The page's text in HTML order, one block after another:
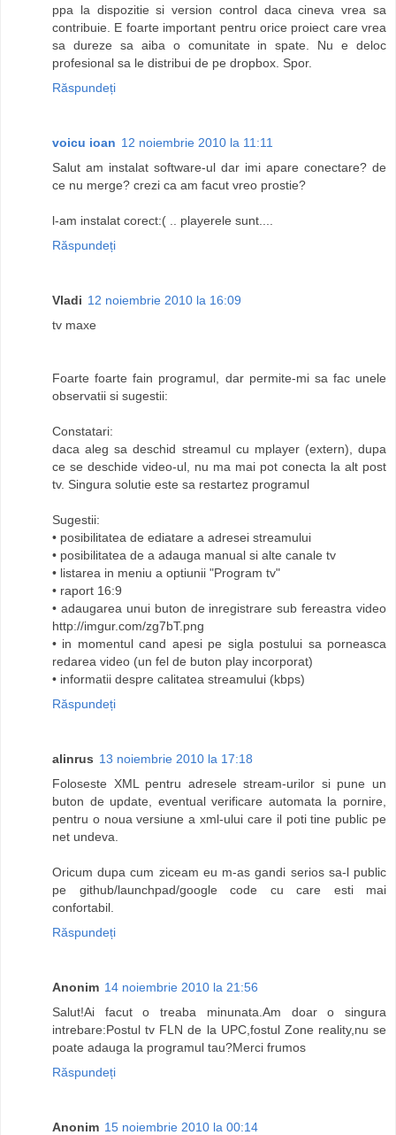
ppa la dispozitie si version control daca cineva vrea sa
contribuie. E foarte important pentru orice proiect care vrea
sa dureze sa aiba o comunitate in spate. Nu e deloc
profesional sa le distribui de pe dropbox. Spor.
Răspundeți
voicu ioan 12 noiembrie 2010 la 11:11
Salut am instalat software-ul dar imi apare conectare? de
ce nu merge? crezi ca am facut vreo prostie?
l-am instalat corect:( .. playerele sunt....
Răspundeți
Vladi 12 noiembrie 2010 la 16:09
tv maxe
Foarte foarte fain programul, dar permite-mi sa fac unele
observatii si sugestii:
Constatari:
daca aleg sa deschid streamul cu mplayer (extern), dupa
ce se deschide video-ul, nu ma mai pot conecta la alt post
tv. Singura solutie este sa restartez programul
Sugestii:
• posibilitatea de ediatare a adresei streamului
• posibilitatea de a adauga manual si alte canale tv
• listarea in meniu a optiunii "Program tv"
• raport 16:9
• adaugarea unui buton de inregistrare sub fereastra video
http://imgur.com/zg7bT.png
• in momentul cand apesi pe sigla postului sa porneasca
redarea video (un fel de buton play incorporat)
• informatii despre calitatea streamului (kbps)
Răspundeți
alinrus 13 noiembrie 2010 la 17:18
Foloseste XML pentru adresele stream-urilor si pune un
buton de update, eventual verificare automata la pornire,
pentru o noua versiune a xml-ului care il poti tine public pe
net undeva.
Oricum dupa cum ziceam eu m-as gandi serios sa-l public
pe github/launchpad/google code cu care esti mai
confortabil.
Răspundeți
Anonim 14 noiembrie 2010 la 21:56
Salut!Ai facut o treaba minunata.Am doar o singura
intrebare:Postul tv FLN de la UPC,fostul Zone reality,nu se
poate adauga la programul tau?Merci frumos
Răspundeți
Anonim 15 noiembrie 2010 la 00:14